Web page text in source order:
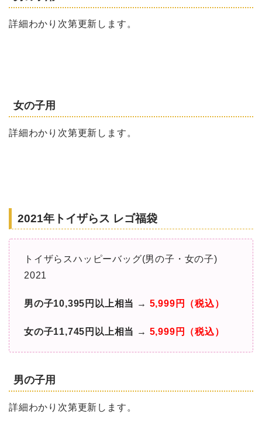
詳細わかり次第更新します。
女の子用
詳細わかり次第更新します。
2021年トイザらス レゴ福袋
トイザらスハッピーバッグ(男の子・女の子)
2021
男の子10,395円以上相当 → 5,999円（税込）
女の子11,745円以上相当 → 5,999円（税込）
男の子用
詳細わかり次第更新します。